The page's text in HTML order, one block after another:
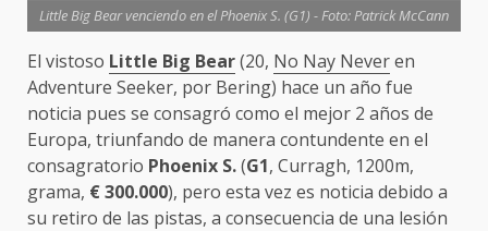
Little Big Bear venciendo en el Phoenix S. (G1) - Foto: Patrick McCann
El vistoso Little Big Bear(20, No Nay Neveren
Adventure Seeker, por Bering) hace un año fue
noticia pues se consagró como el mejor 2 años de
Europa, triunfando de manera contundente en el
consagratorio Phoenix S.(G1, Curragh, 1200m,
grama, €300.000), pero esta vez es noticia debido a
su retiro de las pistas, a consecuencia de una lesión